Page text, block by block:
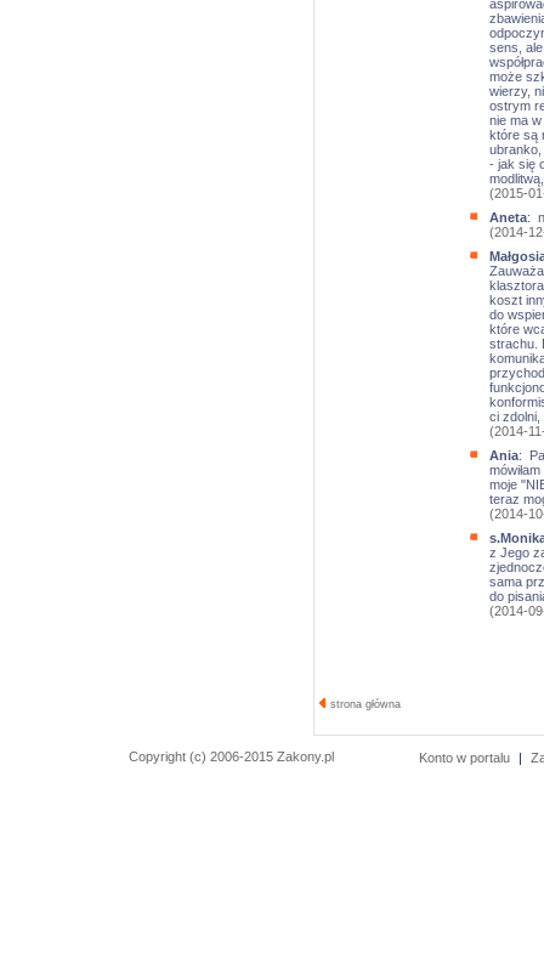
sens,
może
wierzy,
ostrym
nie ma
które są
ubranko,
- jak się
(2015-
Aneta:
(2014-
koszt
do
które
strachu.
ci
(2014-
Ania:
moje
teraz
(2014-
z Jego
sama
do
(2014-
strona główna
Copyright (c) 2006-2015 Zakony.pl Konto w portalu |